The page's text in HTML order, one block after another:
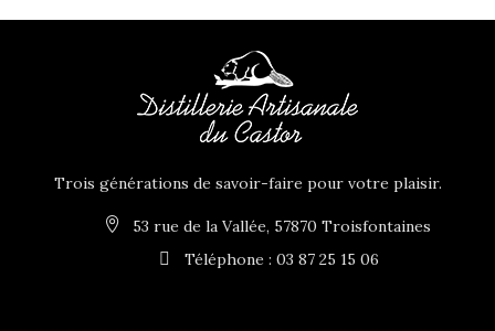
Trois générations de savoir-faire pour votre plaisir.
53 rue de la Vallée, 57870 Troisfontaines
Téléphone : 03 87 25 15 06